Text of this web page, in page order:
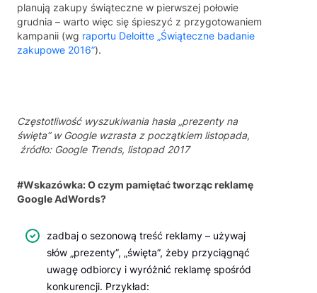
planują zakupy świąteczne w pierwszej połowie
grudnia – warto więc się śpieszyć z przygotowaniem
kampanii (wg raportu Deloitte „Świąteczne badanie
zakupowe 2016”).
Częstotliwość wyszukiwania hasła „prezenty na
święta” w Google wzrasta z początkiem listopada,
źródło: Google Trends, listopad 2017
#Wskazówka: O czym pamiętać tworząc reklamę
Google AdWords?
zadbaj o sezonową treść reklamy – używaj
słów „prezenty”, „święta”, żeby przyciągnąć
uwagę odbiorcy i wyróżnić reklamę spośród
konkurencji. Przykład: